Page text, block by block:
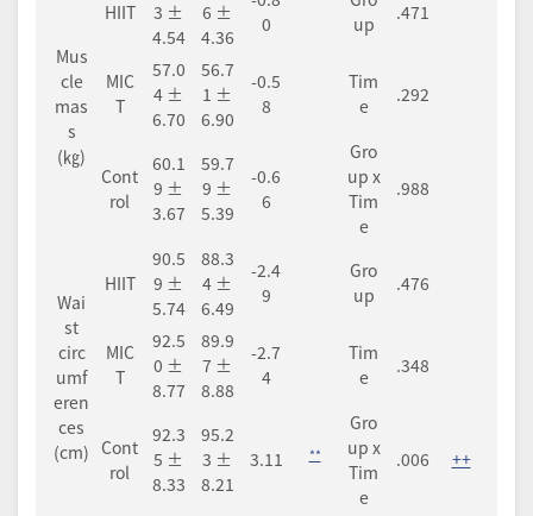
Mus
cle
mas
s
(㎏)
HIIT
3 ±
4.54
6 ±
4.36
0
up
.471
MIC
T
57.0
4 ±
6.70
56.7
1 ±
6.90
-0.5
8
Tim
e
.292
Cont
rol
60.1
9 ±
3.67
59.7
9 ±
5.39
-0.6
6
Gro
up x
Tim
e
.988
Wai
st
circ
umf
eren
ces
(cm)
HIIT
90.5
9 ±
5.74
88.3
4 ±
6.49
-2.4
9
Gro
up
.476
MIC
T
92.5
0 ±
8.77
89.9
7 ±
8.88
-2.7
4
Tim
e
.348
Cont
rol
92.3
5 ±
8.33
95.2
3 ±
8.21
3.11 **
Gro
up x
Tim
e
.006 ++